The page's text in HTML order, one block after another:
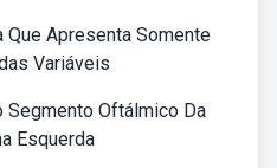
Apresenta Somente
Variáveis
Segmento Oftálmico Da
Esquerda